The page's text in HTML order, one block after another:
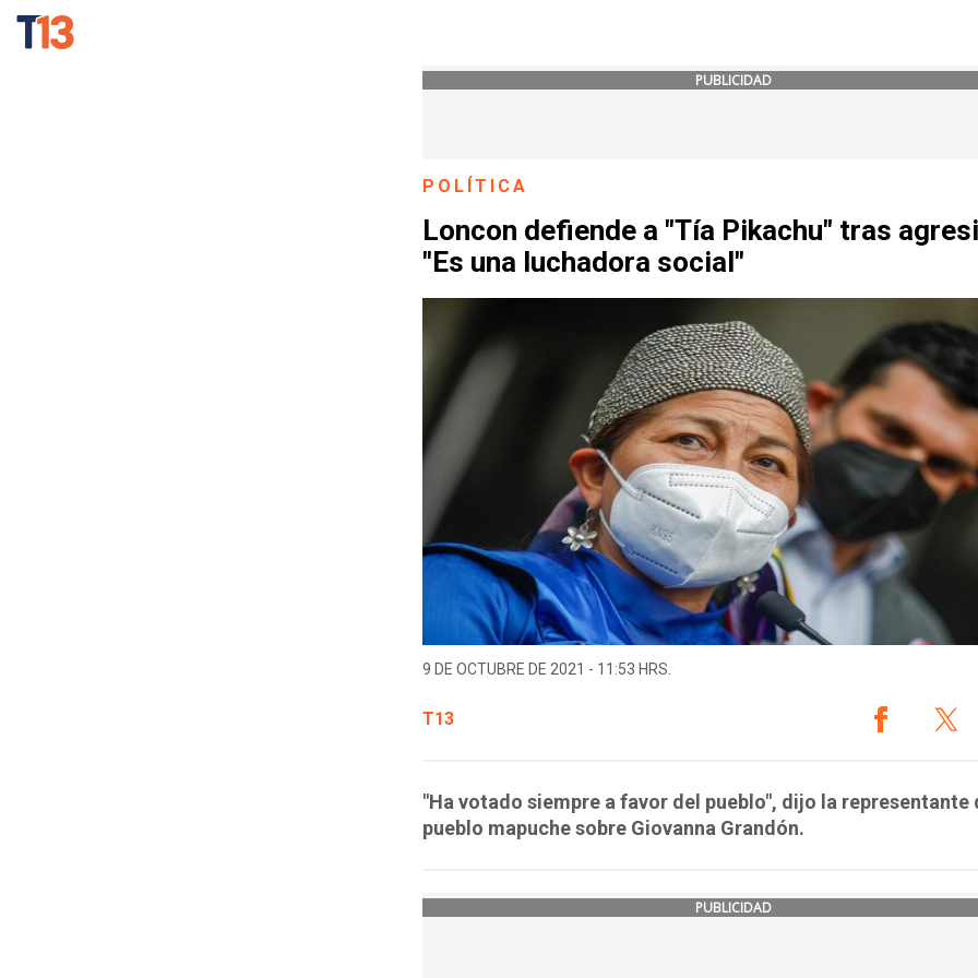
PUBLICIDAD
POLÍTICA
Loncon defiende a "Tía Pikachu" tras
"Es una luchadora social"
9 DE OCTUBRE DE 2021 - 11:53 HRS.
T13
"Ha votado siempre a favor del pueblo", dijo la representante
pueblo mapuche sobre Giovanna Grandón.
PUBLICIDAD